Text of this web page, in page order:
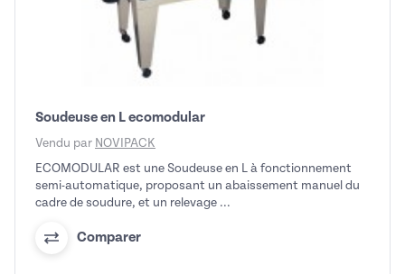
Soudeuse en L ecomodular
Vendu par NOVIPACK
ECOMODULAR est une Soudeuse en L à fonctionnement
semi-automatique, proposant un abaissement manuel du
cadre de soudure, et un relevage ...
Comparer